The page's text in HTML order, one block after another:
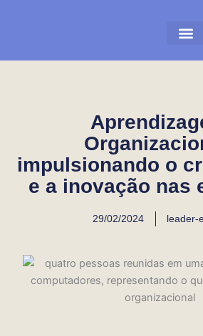
conteúdo
impulsionando o
e a inovação nas
29/02/2024 leader-